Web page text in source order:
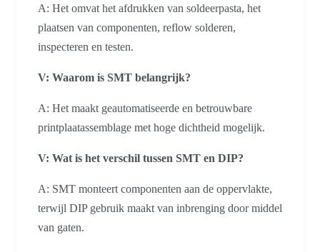
A: Het omvat het afdrukken van soldeerpasta, het
plaatsen van componenten, reflow solderen,
inspecteren en testen.
V: Waarom is SMT belangrijk?
A: Het maakt geautomatiseerde en betrouwbare
printplaatassemblage met hoge dichtheid mogelijk.
V: Wat is het verschil tussen SMT en DIP?
A: SMT monteert componenten aan de oppervlakte,
terwijl DIP gebruik maakt van inbrenging door middel
van gaten.